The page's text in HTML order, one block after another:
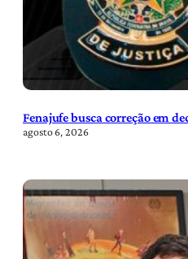
Fenajufe busca correção em
agosto 6, 2026